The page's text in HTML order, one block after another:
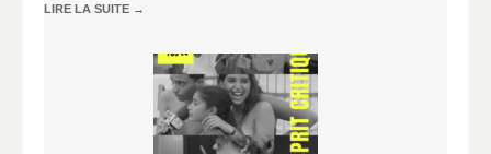
LIRE LA SUITE →